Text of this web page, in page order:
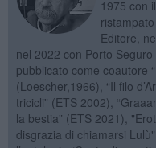
1975 con
Editore,
nel 2022 con Porto
pubblicato come coautore
(Loescher,1966), “Il filo
tricicli” (ETS 2002),
la bestia” (ETS 2021),
disgrazia di chiamarsi